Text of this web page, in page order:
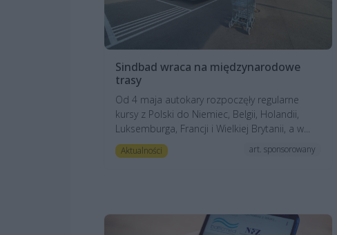
Sindbad wraca na międzynarodowe
trasy
Od 4 maja autokary rozpoczęły regularne
kursy z Polski do Niemiec, Belgii, Holandii,
Luksemburga, Francji i Wielkiej Brytanii, a w...
Aktualności art. sponsorowany